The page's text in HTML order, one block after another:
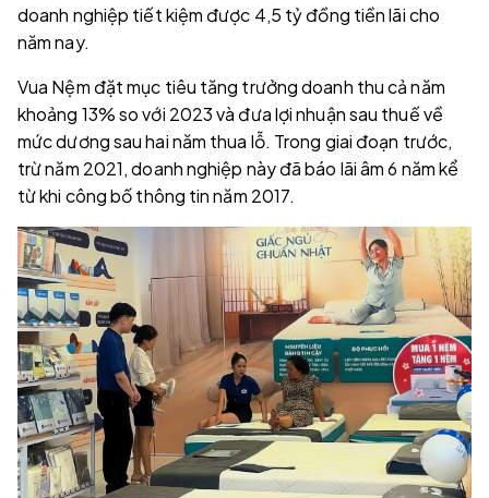
doanh nghiệp tiết kiệm được 4,5 tỷ đồng tiền lãi cho
năm nay.
Vua Nệm đặt mục tiêu tăng trưởng doanh thu cả năm
khoảng 13% so với 2023 và đưa lợi nhuận sau thuế về
mức dương sau hai năm thua lỗ. Trong giai đoạn trước,
trừ năm 2021, doanh nghiệp này đã báo lãi âm 6 năm kể
từ khi công bố thông tin năm 2017.